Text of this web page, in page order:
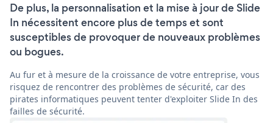
De plus, la personnalisation et la mise à jour de Slide
In nécessitent encore plus de temps et sont
susceptibles de provoquer de nouveaux problèmes
ou bogues.
Au fur et à mesure de la croissance de votre entreprise, vous
risquez de rencontrer des problèmes de sécurité, car des
pirates informatiques peuvent tenter d'exploiter Slide In des
failles de sécurité.